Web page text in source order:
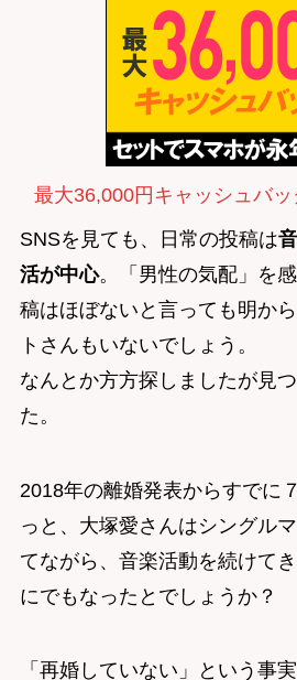
最大36,000円キャッシュバッ
SNSを見ても、日常の投稿は
活が中心。「男性の気配」を
稿はほぼないと言っても明か
トさんもいないでしょう。
なんとか方方探しましたが見
た。
2018年の離婚発表からすでに
っと、大塚愛さんはシングル
てながら、音楽活動を続けて
にでもなったとでしょうか？
「再婚していない」という事